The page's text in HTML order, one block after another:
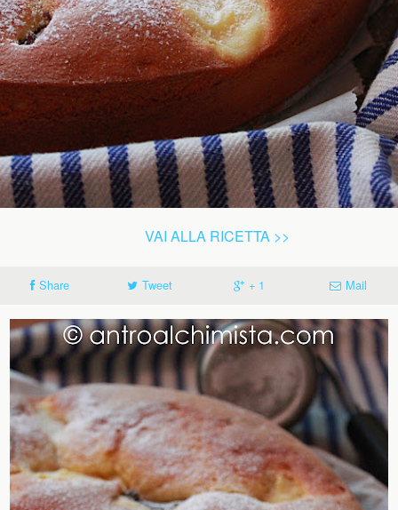
VAI ALLA RICETTA >>
Share Tweet + 1 Mail